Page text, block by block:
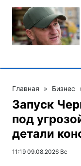
Главная » Бизнес
Запуск
под
детали
11:19 09.08.2026 Вс